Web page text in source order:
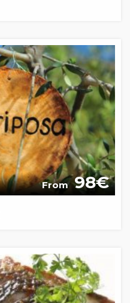
From 98